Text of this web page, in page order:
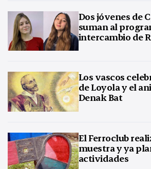
Dos jóvenes de
suman al
intercambio de
Los vascos
de Loyola y el
Denak Bat
El Ferroclub
muestra y ya
actividades